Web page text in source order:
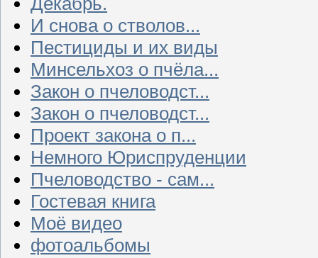
И снова о стволов...
Пестициды и их виды
Минсельхоз о пчёла...
Закон о пчеловодст...
Закон о пчеловодст...
Проект закона о п...
Немного Юриспруденции
Пчеловодство - сам...
Гостевая книга
Моё видео
фотоальбомы